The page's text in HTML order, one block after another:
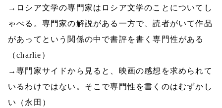
→ロシア文学の専門家はロシア文学のことについてし
ゃべる。専門家の解説がある一方で、読者がいて作品
があってという関係の中で書評を書く専門性がある
（charlie ）
→専門家サイドから見ると、映画の感想を求められて
いるわけではない。そこで専門性を書くのはむずかし
い（永田）